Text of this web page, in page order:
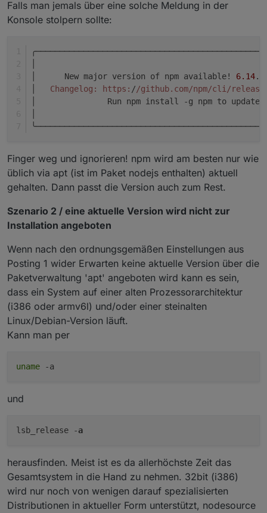
Falls man jemals über eine solche Meldung in der
Konsole stolpern sollte:
│      New major version of npm available! 6.14.
Changelog: https: //github.com/npm/cli/
│               Run npm install -g npm to
Finger weg und ignorieren! npm wird am besten nur wie
üblich via apt (ist im Paket nodejs enthalten) aktuell
gehalten. Dann passt die Version auch zum Rest.
Szenario 2 / eine aktuelle Version wird nicht zur
Installation angeboten
Wenn nach den ordnungsgemäßen Einstellungen aus
Posting 1 wider Erwarten keine aktuelle Version über die
Paketverwaltung 'apt' angeboten wird kann es sein,
dass ein System auf einer alten Prozessorarchitektur
(i386 oder armv6l) und/oder einer steinalten
Linux/Debian-Version läuft.
Kann man per
uname -a
und
lsb_release -a
herausfinden. Meist ist es da allerhöchste Zeit das
Gesamtsystem in die Hand zu nehmen. 32bit (i386)
wird nur noch von wenigen darauf spezialisierten
Distributionen in aktueller Form unterstützt, nodesource